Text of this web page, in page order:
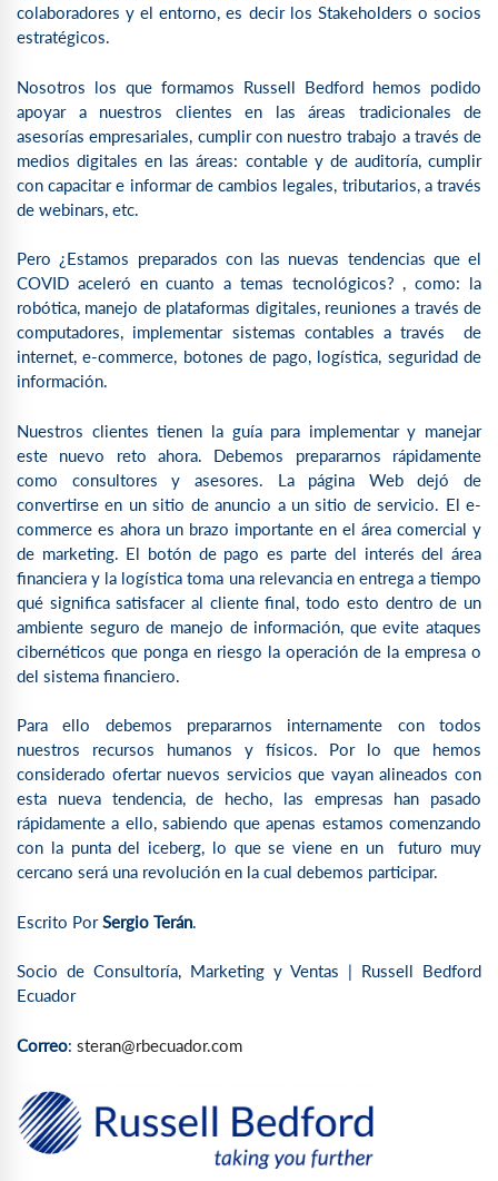
colaboradores y el entorno, es decir los Stakeholders o socios
estratégicos.
Nosotros los que formamos Russell Bedford hemos podido
apoyar a nuestros clientes en las áreas tradicionales de
asesorías empresariales, cumplir con nuestro trabajo a través de
medios digitales en las áreas: contable y de auditoría, cumplir
con capacitar e informar de cambios legales, tributarios, a través
de webinars, etc.
Pero ¿Estamos preparados con las nuevas tendencias que el
COVID aceleró en cuanto a temas tecnológicos? , como: la
robótica, manejo de plataformas digitales, reuniones a través de
computadores, implementar sistemas contables a través de
internet, e-commerce, botones de pago, logística, seguridad de
información.
Nuestros clientes tienen la guía para implementar y manejar
este nuevo reto ahora. Debemos prepararnos rápidamente
como consultores y asesores. La página Web dejó de
convertirse en un sitio de anuncio a un sitio de servicio. El e-
commerce es ahora un brazo importante en el área comercial y
de marketing. El botón de pago es parte del interés del área
financiera y la logística toma una relevancia en entrega a tiempo
qué significa satisfacer al cliente final, todo esto dentro de un
ambiente seguro de manejo de información, que evite ataques
cibernéticos que ponga en riesgo la operación de la empresa o
del sistema financiero.
Para ello debemos prepararnos internamente con todos
nuestros recursos humanos y físicos. Por lo que hemos
considerado ofertar nuevos servicios que vayan alineados con
esta nueva tendencia, de hecho, las empresas han pasado
rápidamente a ello, sabiendo que apenas estamos comenzando
con la punta del iceberg, lo que se viene en un futuro muy
cercano será una revolución en la cual debemos participar.
Escrito Por Sergio Terán
Socio de Consultoría, Marketing y Ventas | Russell Bedford
Ecuador
Correo: steran@rbecuador.com